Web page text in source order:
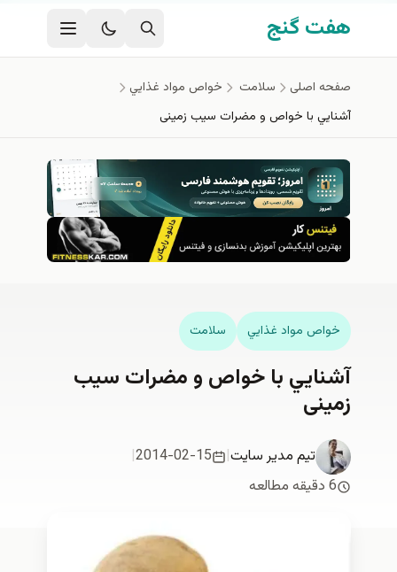
رفتن به محتوای اصلی
هفت گنج
صفحه اصلی سلامت
خواص مواد غذايي
آشنايي با خواص و مضرات سیب زمینی
خواص مواد غذايي سلامت
آشنايي با خواص و مضرات سیب
زمینی
تیم مدیر سایت|
2014-02-15
|
6 دقیقه مطالعه